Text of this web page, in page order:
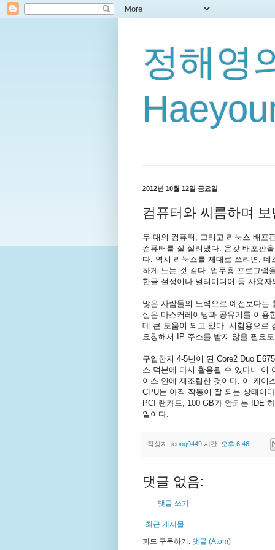
정해영
2012년 10월 12일 금요일
컴퓨터와 씨름하며
두 대의 컴퓨터, 그리고 리눅스 배포
컴퓨터를 잘 살려냈다. 온갖 배포판
다. 역시 리눅스를 제대로 쓰려면,
하게 느는 것 같다. 업무용 프로그램
한글 설정이나 멀티미디어 등 사용
많은 사람들의 노력으로 예전보다는
실은 마스커레이딩과 공유기를 이용
데 큰 도움이 되고 있다. 시험용으로
요청해서 IP 주소를 받지 않을 필요
구입한지 4-5년이 된 Core2 Duo
스 덕분에 다시 활용될 수 있다니 이
이스 안에 재조립한 것이다. 이 케이
CPU는 아직 작동이 잘 되는 상태이
PCI 랜카드, 100 GB가 안되는 IDE
일이다.
작성자: jeong0449 시간: 오후 6:46
댓글 없음:
댓글 쓰기
최근 게시물
피드 구독하기: 댓글 (Atom)